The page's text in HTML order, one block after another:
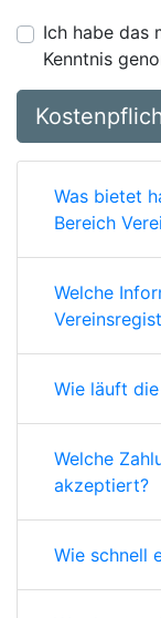
Ich habe das
Kenntnis
Was bietet
Bereich
Welche
Wie läuft
Welche
akzeptiert?
Wie schnell